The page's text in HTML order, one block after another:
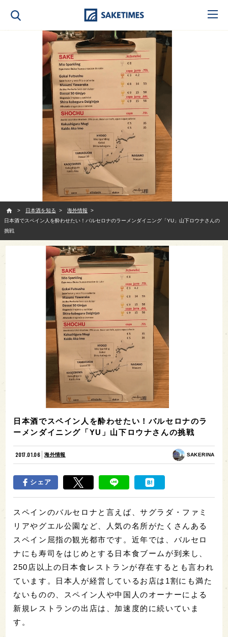
日本酒を知る
海外情報
日本酒でスペイン人を酔わせたい！バルセロナのラーメンダイニング「YU」山下ロウナさんの
挑戦
日本酒でスペイン人を酔わせたい！バルセロナのラ
ーメンダイニング「YU」山下ロウナさんの挑戦
2017.01.06 海外情報 SAKERINA
シェア
スペインのバルセロナと言えば、サグラダ・ファミ
リアやグエル公園など、人気の名所がたくさんある
スペイン屈指の観光都市です。近年では、バルセロ
ナにも寿司をはじめとする日本食ブームが到来し、
250店以上の日本食レストランが存在するとも言われ
ています。日本人が経営しているお店は1割にも満た
ないものの、スペイン人や中国人のオーナーによる
新規レストランの出店は、加速度的に続いていま
す。